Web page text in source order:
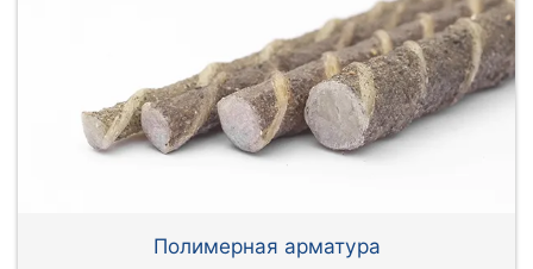
Полимерная арматура